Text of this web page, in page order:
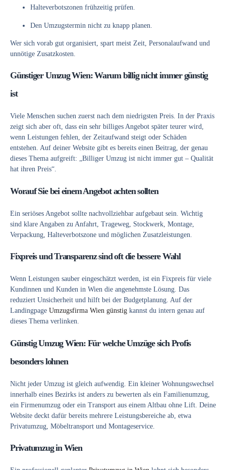
Halteverbotszonen frühzeitig prüfen.
Den Umzugstermin nicht zu knapp planen.
Wer sich vorab gut organisiert, spart meist Zeit, Personalaufwand und
unnötige Zusatzkosten.
Günstiger Umzug Wien: Warum billig nicht immer günstig
ist
Viele Menschen suchen zuerst nach dem niedrigsten Preis. In der Praxis
zeigt sich aber oft, dass ein sehr billiges Angebot später teurer wird,
wenn Leistungen fehlen, der Zeitaufwand steigt oder Schäden
entstehen. Auf deiner Website gibt es bereits einen Beitrag, der genau
dieses Thema aufgreift: „Billiger Umzug ist nicht immer gut – Qualität
hat ihren Preis“.
Worauf Sie bei einem Angebot achten sollten
Ein seriöses Angebot sollte nachvollziehbar aufgebaut sein. Wichtig
sind klare Angaben zu Anfahrt, Trageweg, Stockwerk, Montage,
Verpackung, Halteverbotszone und möglichen Zusatzleistungen.
Fixpreis und Transparenz sind oft die bessere Wahl
Wenn Leistungen sauber eingeschätzt werden, ist ein Fixpreis für viele
Kundinnen und Kunden in Wien die angenehmste Lösung. Das
reduziert Unsicherheit und hilft bei der Budgetplanung. Auf der
Landingpage Umzugsfirma Wien günstig kannst du intern genau auf
dieses Thema verlinken.
Günstig Umzug Wien: Für welche Umzüge sich Profis
besonders lohnen
Nicht jeder Umzug ist gleich aufwendig. Ein kleiner Wohnungswechsel
innerhalb eines Bezirks ist anders zu bewerten als ein Familienumzug,
ein Firmenumzug oder ein Transport aus einem Altbau ohne Lift. Deine
Website deckt dafür bereits mehrere Leistungsbereiche ab, etwa
Privatumzug, Möbeltransport und Montageservice.
Privatumzug in Wien